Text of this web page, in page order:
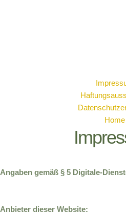
Home
Angaben gemäß § 5 Digitale-
Anbieter dieser Website: